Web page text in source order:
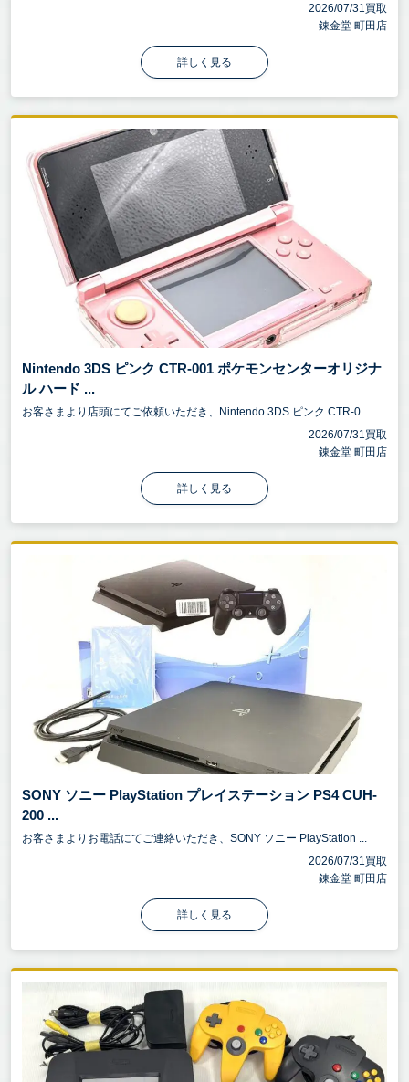
2026/07/31買取
錬金堂 町田店
詳しく見る
Nintendo 3DS ピンク CTR-001 ポケモンセンターオリジナ
ル ハード ...
お客さまより店頭にてご依頼いただき、Nintendo 3DS ピンク CTR-0...
2026/07/31買取
錬金堂 町田店
詳しく見る
SONY ソニー PlayStation プレイステーション PS4 CUH-
200 ...
お客さまよりお電話にてご連絡いただき、SONY ソニー PlayStation ...
2026/07/31買取
錬金堂 町田店
詳しく見る